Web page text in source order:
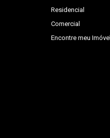
Residencial
Comercial
Encontre meu Imóvel